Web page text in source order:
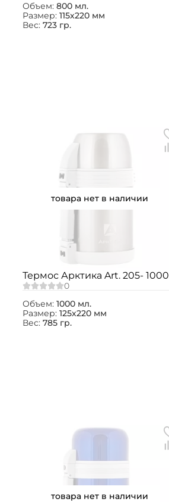
Объем: 800 мл.
Размер: 115х220 мм
Вес: 723 гр.
товара нет в наличии
Термос Арктика Art. 205- 1000
Объем: 1000 мл.
Размер: 125х220 мм
Вес: 785 гр.
товара нет в наличии
соглашаетесь на